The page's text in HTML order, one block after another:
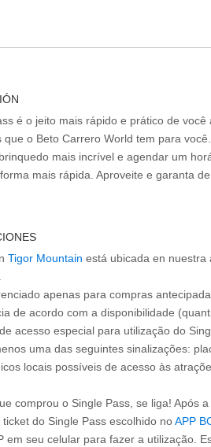
é o jeito mais rápido e prático de
que o Beto Carrero World tem para
mais incrível e agendar um
mais rápida. Aproveite e garanta
Tigor Mountain está ubicada en nuestra
apenas para compras
de acordo com a disponibilidade
acesso especial para utilização do
uma das seguintes sinalizações:
locais possíveis de acesso às
comprou o Single Pass, se liga! Após
do Single Pass escolhido noAPP
em seu celular para fazer a utilização.